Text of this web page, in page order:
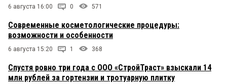
6 августа 16:00 0 571
Современные косметологические процедуры:
возможности и особенности
6 августа 15:20 1 368
Спустя ровно три года с ООО «СтройТраст» взыскали 14
млн рублей за гортензии и тротуарную плитку